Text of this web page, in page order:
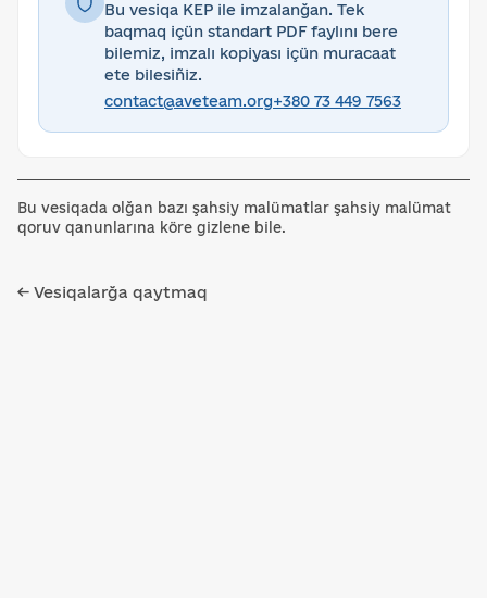
Bu vesiqa KEP ile imzalanğan. Tek
baqmaq içün standart PDF faylını bere
bilemiz, imzalı kopiyası içün muracaat
ete bilesiñiz.
contact@aveteam.org+380 73 449 7563
Bu vesiqada olğan bazı şahsiy malümatlar şahsiy malümat
qoruv qanunlarına köre gizlene bile.
← Vesiqalarğa qaytmaq